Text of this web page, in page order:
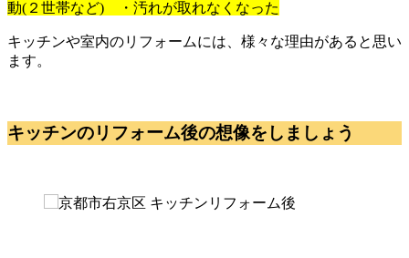
動(２世帯など) ・汚れが取れなくなった
キッチンや室内のリフォームには、様々な理由があると思い
ます。
キッチンのリフォーム後の想像をしましょう